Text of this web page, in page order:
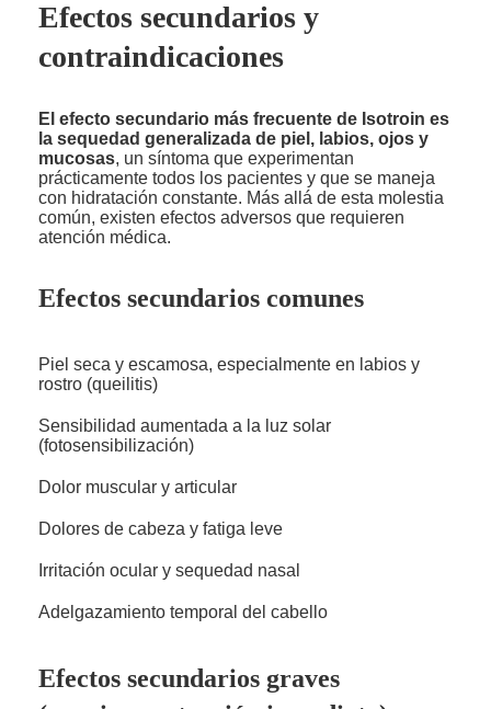
Efectos secundarios y
contraindicaciones
El efecto secundario más frecuente de Isotroin es
la sequedad generalizada de piel, labios, ojos y
mucosas, un síntoma que experimentan
prácticamente todos los pacientes y que se maneja
con hidratación constante. Más allá de esta molestia
común, existen efectos adversos que requieren
atención médica.
Efectos secundarios comunes
Piel seca y escamosa, especialmente en labios y
rostro (queilitis)
Sensibilidad aumentada a la luz solar
(fotosensibilización)
Dolor muscular y articular
Dolores de cabeza y fatiga leve
Irritación ocular y sequedad nasal
Adelgazamiento temporal del cabello
Efectos secundarios graves